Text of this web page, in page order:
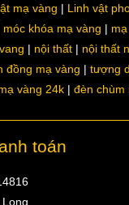
mạ vàng Linh vật
móc khóa mạ vàng
nội thất nội thất
đồng mạ vàng tượng
vàng 24k đèn chùm
toán